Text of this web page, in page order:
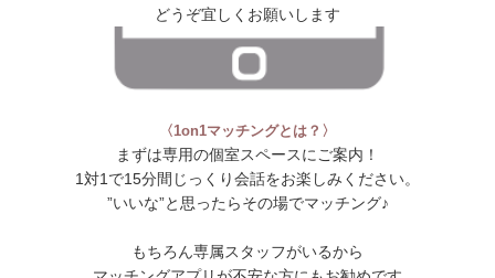
どうぞ宜しくお願いします
〈1on1マッチングとは？〉
まずは専用の個室スペースにご案内！
1対1で15分間じっくり会話をお楽しみください。
”いいな”と思ったらその場でマッチング♪
もちろん専属スタッフがいるから